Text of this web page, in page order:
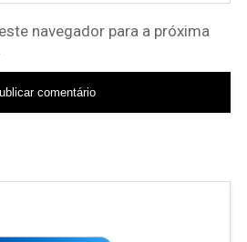
navegador para a próxima